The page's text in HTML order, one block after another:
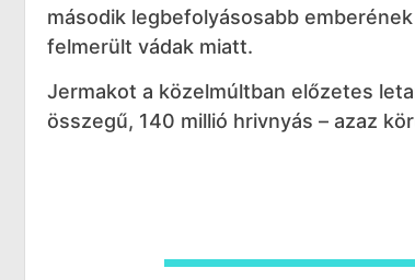
második legbefolyásosabb
felmerült vádak miatt.
Jermakot a közelmúltban előzetes
összegű, 140 millió hrivnyás – azaz